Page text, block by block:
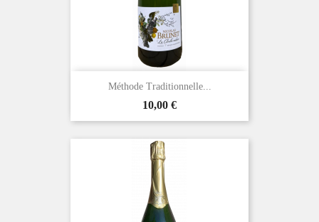
Méthode Traditionnelle...
Prix
10,00 €